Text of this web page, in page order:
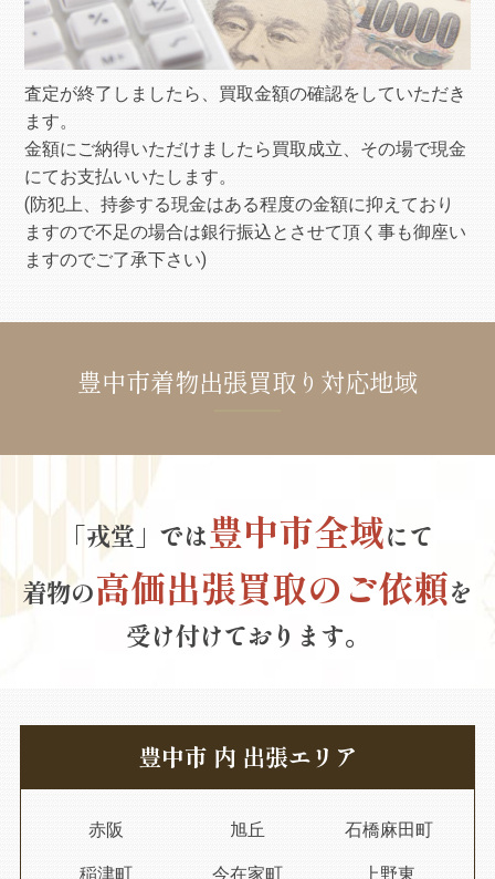
査定が終了しましたら、買取金額の確認をしていただき
ます。
金額にご納得いただけましたら買取成立、その場で現金
にてお支払いいたします。
(防犯上、持参する現金はある程度の金額に抑えており
ますので不足の場合は銀行振込とさせて頂く事も御座い
ますのでご了承下さい)
豊中市着物出張買取り対応地域
「戎堂」では豊中市全域にて
着物の高価出張買取のご依頼を
受け付けております。
豊中市 内 出張エリア
赤阪 旭丘 石橋麻田町
稲津町 今在家町 上野東